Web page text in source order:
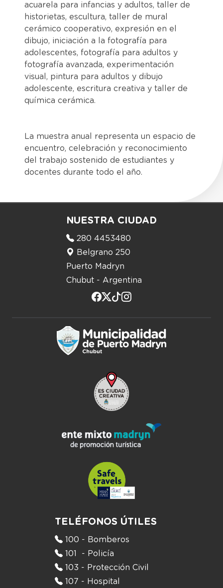
acuarela para infancias y adultos, taller de
historietas, escultura, taller de mural
cerámico cooperativo, expresión en el
dibujo, iniciación a la fotografía para
adolescentes, fotografía para adultos y
fotografía avanzada, experimentación
visual, pintura para adultos y dibujo
adolescente, escritura creativa y taller de
química cerámica.
La muestra anual representa un espacio de
encuentro, celebración y reconocimiento
del trabajo sostenido de estudiantes y
docentes durante todo el año.
NUESTRA CIUDAD
280 4453480
Belgrano 250
Puerto Madryn
Chubut - Argentina
TELÉFONOS ÚTILES
100 - Bomberos
101 - Policía
103 - Protección Civil
107 - Hospital